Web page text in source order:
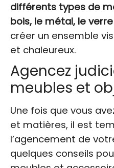
différents types de
bois, le métal, le
créer un ensemble
et chaleureux.
Agencez
meubles et
Une fois que vous
et matières, il est
l’agencement de
quelques conseils